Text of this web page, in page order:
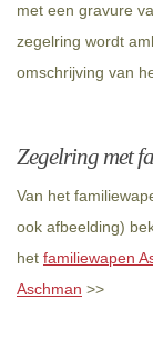
met een gravure
zegelring wordt
omschrijving van
Zegelring met
Van het
ook afbeelding)
het familiewapen
Aschman >>